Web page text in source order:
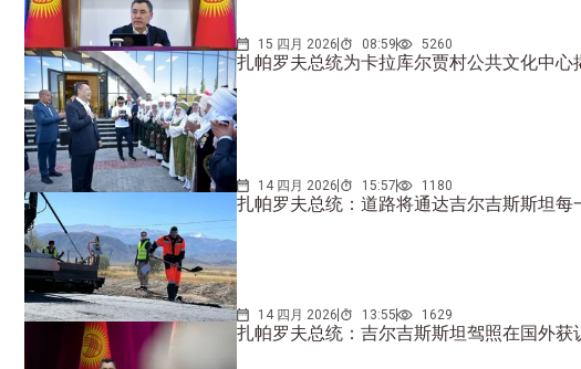
15 四月 2026 08:59 5260
扎帕罗夫总统为卡拉库尔贾村公共文化中心
14 四月 2026 15:57 1180
扎帕罗夫总统：道路将通达吉尔吉斯斯坦每
14 四月 2026 13:55 1629
扎帕罗夫总统：吉尔吉斯斯坦驾照在国外获